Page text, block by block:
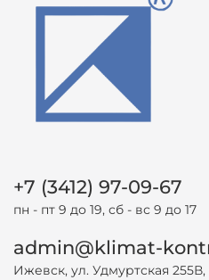
+7 (3412) 97-09-67
пн - пт 9 до 19, сб - вс 9 до 17
admin@klimat-
Ижевск, ул. Удмуртская